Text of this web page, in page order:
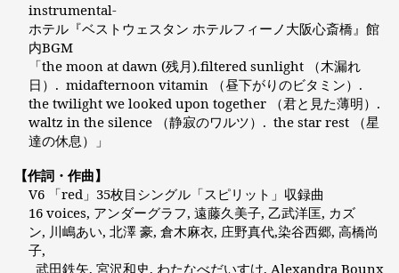
instrumental-
ホテル『ベストウェスタン ホテルフィーノ大阪心斎橋』館
内BGM
「the moon at dawn (残月).filtered sunlight （木漏れ
日）. midafternoon vitamin （昼下がりのビタミン）.
the twilight we looked upon together （君と見た薄明）.
waltz in the silence （静寂のワルツ）. the star rest （星
達の休息）」
【作詞・作曲】
V6 「red」35枚目シングル「スピリット」収録曲
16 voices, アンダーグラフ, 遠藤久美子, 乙武洋匡, カズ
ン, 川嶋あい, 北澤 豪, 倉木麻衣, 庄野真代,染谷西郷, 高橋尚
子,
武田鉄矢, 宮沢和史, わたなべだいすけ, Alexandra Bounx